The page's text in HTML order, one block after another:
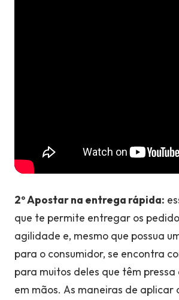
2º Apostar na entrega rápida:
que te permite entregar os
agilidade e, mesmo que possua
para o consumidor, se encontra
para muitos deles que têm
em mãos. As maneiras de aplicar